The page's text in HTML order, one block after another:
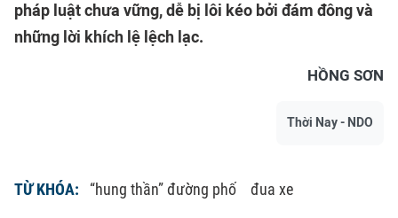
pháp luật chưa vững, dễ bị lôi kéo bởi đám đông và
những lời khích lệ lệch lạc.
HỒNG SƠN
Thời Nay - NDO
TỪ KHÓA: “hung thần” đường phố đua xe